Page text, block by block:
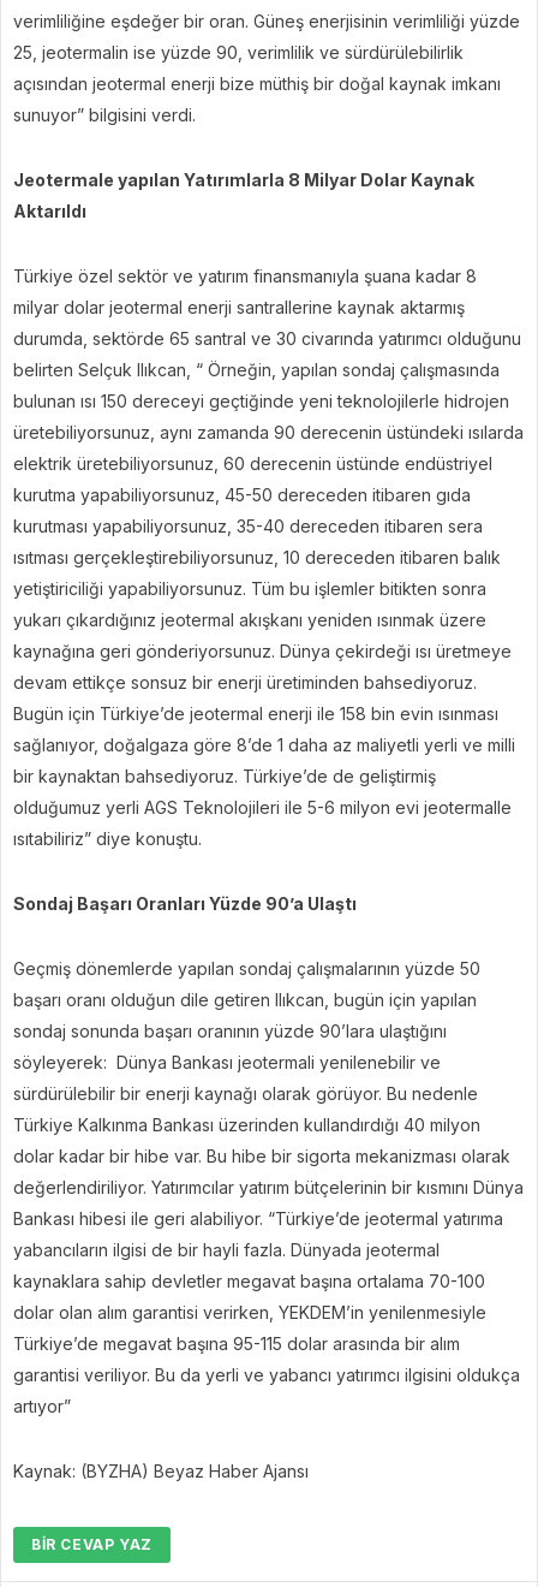
verimliliğine eşdeğer bir oran. Güneş enerjisinin verimliliği yüzde
25, jeotermalin ise yüzde 90, verimlilik ve sürdürülebilirlik
açısından jeotermal enerji bize müthiş bir doğal kaynak imkanı
sunuyor” bilgisini verdi.
Jeotermale yapılan Yatırımlarla 8 Milyar Dolar Kaynak
Aktarıldı
Türkiye özel sektör ve yatırım finansmanıyla şuana kadar 8
milyar dolar jeotermal enerji santrallerine kaynak aktarmış
durumda, sektörde 65 santral ve 30 civarında yatırımcı olduğunu
belirten Selçuk Ilıkcan, “ Örneğin, yapılan sondaj çalışmasında
bulunan ısı 150 dereceyi geçtiğinde yeni teknolojilerle hidrojen
üretebiliyorsunuz, aynı zamanda 90 derecenin üstündeki ısılarda
elektrik üretebiliyorsunuz, 60 derecenin üstünde endüstriyel
kurutma yapabiliyorsunuz, 45-50 dereceden itibaren gıda
kurutması yapabiliyorsunuz, 35-40 dereceden itibaren sera
ısıtması gerçekleştirebiliyorsunuz, 10 dereceden itibaren balık
yetiştiriciliği yapabiliyorsunuz. Tüm bu işlemler bitikten sonra
yukarı çıkardığınız jeotermal akışkanı yeniden ısınmak üzere
kaynağına geri gönderiyorsunuz. Dünya çekirdeği ısı üretmeye
devam ettikçe sonsuz bir enerji üretiminden bahsediyoruz.
Bugün için Türkiye’de jeotermal enerji ile 158 bin evin ısınması
sağlanıyor, doğalgaza göre 8’de 1 daha az maliyetli yerli ve milli
bir kaynaktan bahsediyoruz. Türkiye’de de geliştirmiş
olduğumuz yerli AGS Teknolojileri ile 5-6 milyon evi jeotermalle
ısıtabiliriz” diye konuştu.
Sondaj Başarı Oranları Yüzde 90’a Ulaştı
Geçmiş dönemlerde yapılan sondaj çalışmalarının yüzde 50
başarı oranı olduğun dile getiren Ilıkcan, bugün için yapılan
sondaj sonunda başarı oranının yüzde 90’lara ulaştığını
söyleyerek: Dünya Bankası jeotermali yenilenebilir ve
sürdürülebilir bir enerji kaynağı olarak görüyor. Bu nedenle
Türkiye Kalkınma Bankası üzerinden kullandırdığı 40 milyon
dolar kadar bir hibe var. Bu hibe bir sigorta mekanizması olarak
değerlendiriliyor. Yatırımcılar yatırım bütçelerinin bir kısmını Dünya
Bankası hibesi ile geri alabiliyor. “Türkiye’de jeotermal yatırıma
yabancıların ilgisi de bir hayli fazla. Dünyada jeotermal
kaynaklara sahip devletler megavat başına ortalama 70-100
dolar olan alım garantisi verirken, YEKDEM’in yenilenmesiyle
Türkiye’de megavat başına 95-115 dolar arasında bir alım
garantisi veriliyor. Bu da yerli ve yabancı yatırımcı ilgisini oldukça
artıyor”
Kaynak: (BYZHA) Beyaz Haber Ajansı
BIR CEVAP YAZ